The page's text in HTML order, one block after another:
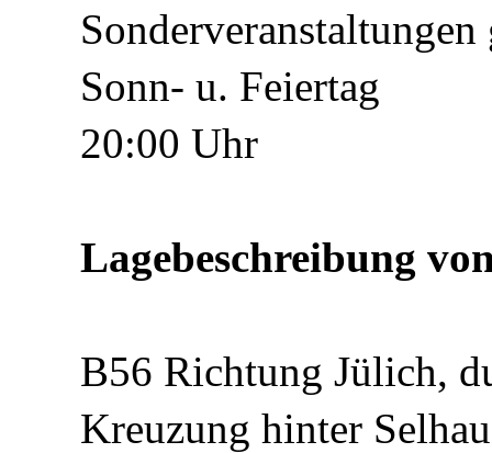
Sonn- u.
20:00 Uhr
Lagebeschreibung
B56 Richtung Jülich,
Kreuzung hinter